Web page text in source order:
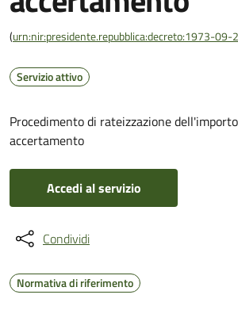
(urn:nir:presidente.repubblica:decreto:1973-09-
Servizio attivo
Procedimento di rateizzazione
accertamento
Accedi al servizio
Condividi
Normativa di riferimento